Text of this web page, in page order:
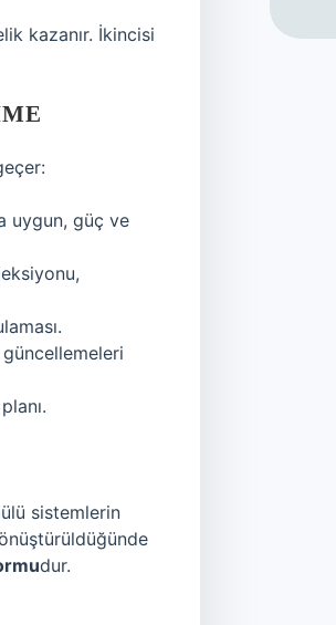
kazanır. İkincisi
uygun, güç ve
sistemlerin
dur.